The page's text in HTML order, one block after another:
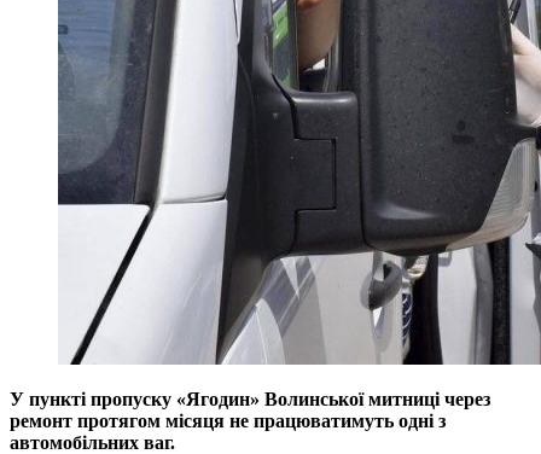
У пункті пропуску «Ягодин» Волинської митниці через
ремонт протягом місяця не працюватимуть одні з
автомобільних ваг.